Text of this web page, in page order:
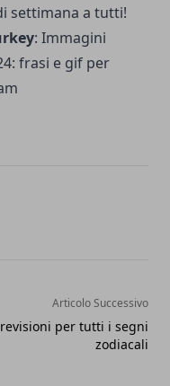
settimana a tutti!
: Immagini
frasi e gif per
Articolo Successivo
per tutti i segni
zodiacali